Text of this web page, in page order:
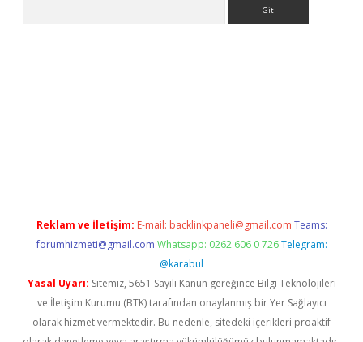
Reklam ve İletişim: E-mail: backlinkpaneli@gmail.com Teams:
forumhizmeti@gmail.com Whatsapp: 0262 606 0 726 Telegram:
@karabul
Yasal Uyarı: Sitemiz, 5651 Sayılı Kanun gereğince Bilgi Teknolojileri
ve İletişim Kurumu (BTK) tarafından onaylanmış bir Yer Sağlayıcı
olarak hizmet vermektedir. Bu nedenle, sitedeki içerikleri proaktif